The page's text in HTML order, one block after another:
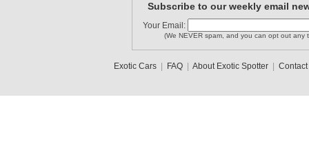
Subscribe to our weekly email
Your Email:
(We NEVER spam, and you can opt out any
Exotic Cars| FAQ| About Exotic Spotter| Contact